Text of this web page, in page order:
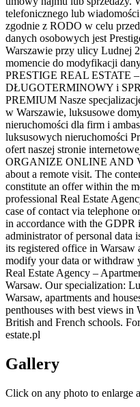
telefonicznego lub
zgodnie z RODO w celu
danych osobowych jest
Warszawie przy ulicy Ludnej
momencie do modyfikacji
PRESTIGE REAL ESTATE
DŁUGOTERMINOWY i
PREMIUM Nasze
w Warszawie, luksusowe
nieruchomości dla firm i
luksusowych nieruchomości
ofert naszej stronie
ORGANIZE ONLINE AND
about a remote visit. The
constitute an offer within the
professional Real Estate
case of contact via telephone
in accordance with the GDPR
administrator of personal data
its registered office in Warsaw
modify your data or withdraw
Real Estate Agency –
Warsaw. Our specialization:
Warsaw, apartments and
penthouses with best views in
British and French schools.
estate.pl
Gallery
Click on any photo to enlarge